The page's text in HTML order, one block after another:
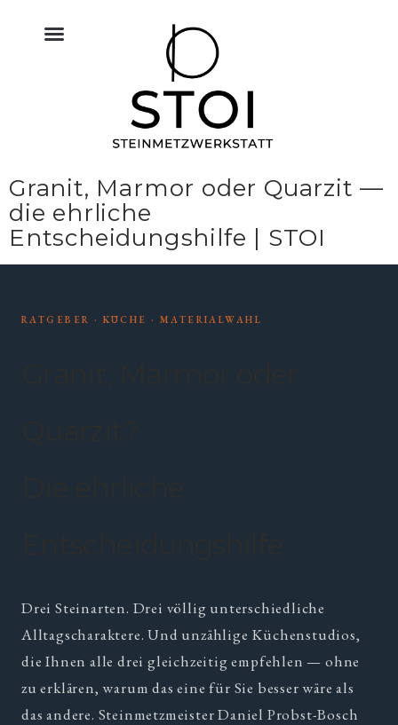
Granit, Marmor oder Quarzit —
die ehrliche
Entscheidungshilfe | STOI
RATGEBER · KÜCHE · MATERIALWAHL
Drei Steinarten. Drei völlig unterschiedliche
Alltagscharaktere. Und unzählige Küchenstudios,
die Ihnen alle drei gleichzeitig empfehlen — ohne
zu erklären, warum das eine für Sie besser wäre als
das andere. Steinmetzmeister Daniel Probst-Bosch